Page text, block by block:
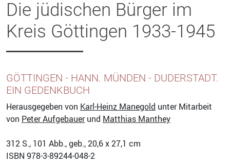
Die jüdischen Bürger im
Kreis Göttingen 1933-1945
GÖTTINGEN - HANN. MÜNDEN - DUDERSTADT.
EIN GEDENKBUCH
Herausgegeben von Karl-Heinz Manegold unter Mitarbeit
von Peter Aufgebauerund Matthias Manthey
312 S., 101 Abb., geb., 20,6 x 27,1 cm
ISBN 978-3-89244-048-2